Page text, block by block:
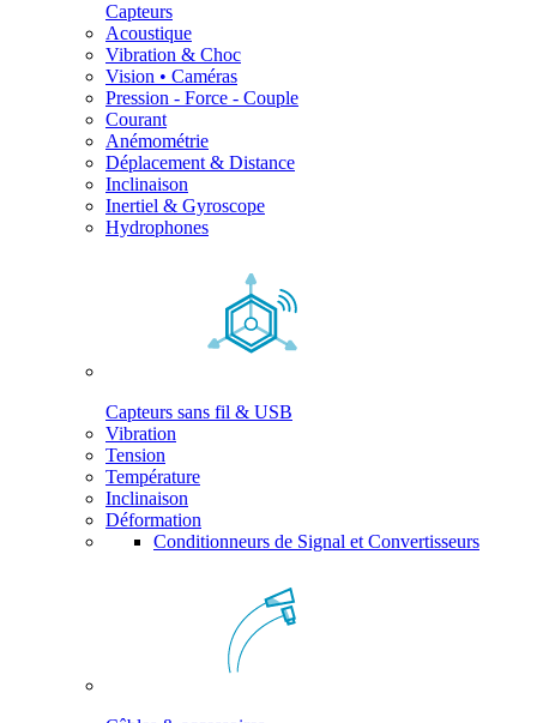
Capteurs
Acoustique
Vibration & Choc
Vision • Caméras
Pression - Force - Couple
Courant
Anémométrie
Déplacement & Distance
Inclinaison
Inertiel & Gyroscope
Hydrophones
Capteurs sans fil & USB
Vibration
Tension
Température
Inclinaison
Déformation
Conditionneurs de Signal et Convertisseurs